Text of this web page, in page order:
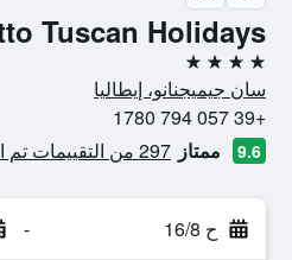
Tuscan Holidays
4 نجوم
سان جيميجنانو، إيطاليا
+39 057 794 1780
9.6 ممتاز 297 من التقييمات تم التحقق منها
ح 16/8 -